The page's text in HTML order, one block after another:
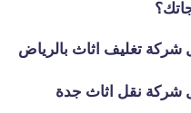
شركة تغليف اثاث بالرياض
شركة نقل اثاث جدة